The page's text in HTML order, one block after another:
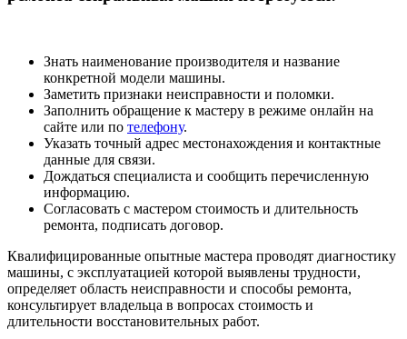
Знать наименование производителя и название
конкретной модели машины.
Заметить признаки неисправности и поломки.
Заполнить обращение к мастеру в режиме онлайн на
сайте или по телефону.
Указать точный адрес местонахождения и контактные
данные для связи.
Дождаться специалиста и сообщить перечисленную
информацию.
Согласовать с мастером стоимость и длительность
ремонта, подписать договор.
Квалифицированные опытные мастера проводят диагностику
машины, с эксплуатацией которой выявлены трудности,
определяет область неисправности и способы ремонта,
консультирует владельца в вопросах стоимость и
длительности восстановительных работ.